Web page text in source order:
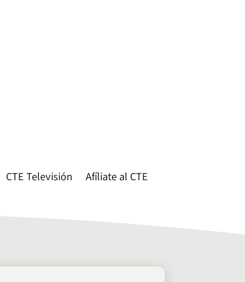
CTE Televisión Afíliate al CTE